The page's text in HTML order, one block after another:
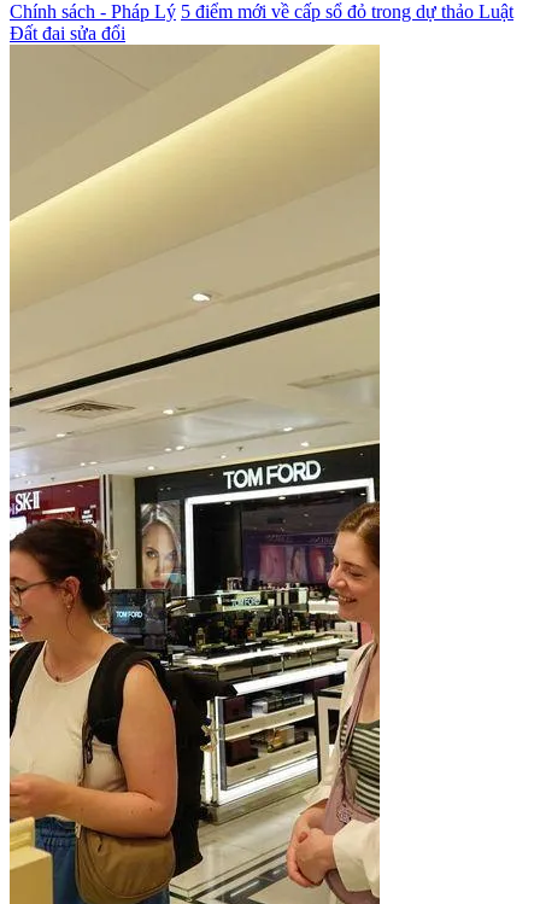
Chính sách - Pháp Lý 5 điểm mới về cấp sổ đỏ trong dự thảo Luật
Đất đai sửa đổi